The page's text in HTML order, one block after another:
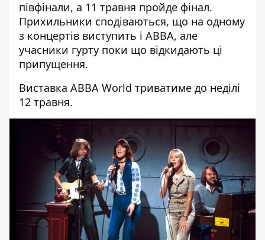
півфінали, а 11 травня пройде фінал.
Прихильники сподіваються, що на одному
з концертів виступить і ABBA, але
учасники гурту поки що відкидають ці
припущення.
Виставка ABBA World триватиме до неділі
12 травня.